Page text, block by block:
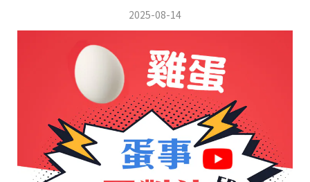
2025-08-14